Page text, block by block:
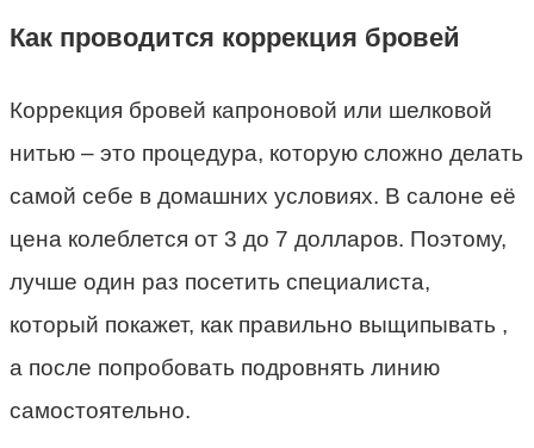
Как проводится коррекция бровей
Коррекция бровей капроновой или шелковой
нитью – это процедура, которую сложно делать
самой себе в домашних условиях. В салоне её
цена колеблется от 3 до 7 долларов. Поэтому,
лучше один раз посетить специалиста,
который покажет, как правильно выщипывать ,
а после попробовать подровнять линию
самостоятельно.